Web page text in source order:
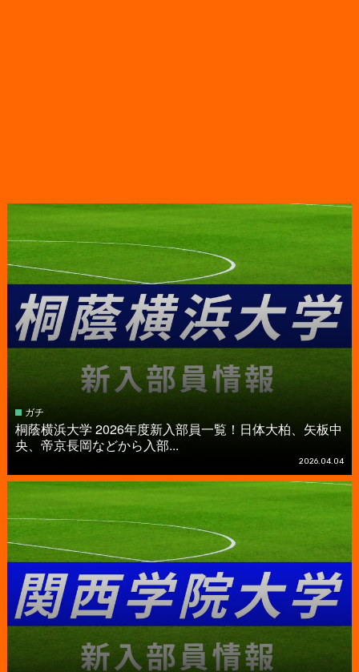
ガチ
桐蔭横浜大学 2026年度新入部員一覧！日体大柏、矢板中
央、帝京長岡などから入部...
2026.04.04